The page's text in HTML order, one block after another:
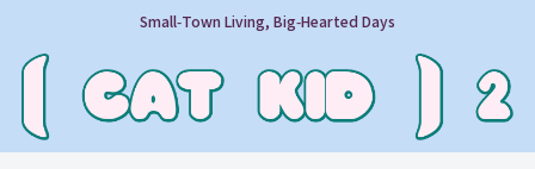
Small‑Town Living, Big‑Hearted Days